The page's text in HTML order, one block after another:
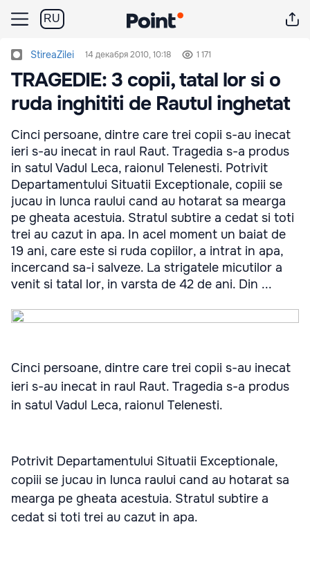
RU
StireaZilei 14 декабря 2010, 10:18 1 171
TRAGEDIE: 3 copii, tatal lor si o
ruda inghititi de Rautul inghetat
Cinci persoane, dintre care trei copii s-au inecat
ieri s-au inecat in raul Raut. Tragedia s-a produs
in satul Vadul Leca, raionul Telenesti. Potrivit
Departamentului Situatii Exceptionale, copiii se
jucau in lunca raului cand au hotarat sa mearga
pe gheata acestuia. Stratul subtire a cedat si toti
trei au cazut in apa. In acel moment un baiat de
19 ani, care este si ruda copiilor, a intrat in apa,
incercand sa-i salveze. La strigatele micutilor a
venit si tatal lor, in varsta de 42 de ani. Din ...
Cinci persoane, dintre care trei copii s-au inecat
ieri s-au inecat in raul Raut. Tragedia s-a produs
in satul Vadul Leca, raionul Telenesti.
Potrivit Departamentului Situatii Exceptionale,
copiii se jucau in lunca raului cand au hotarat sa
mearga pe gheata acestuia. Stratul subtire a
cedat si toti trei au cazut in apa.